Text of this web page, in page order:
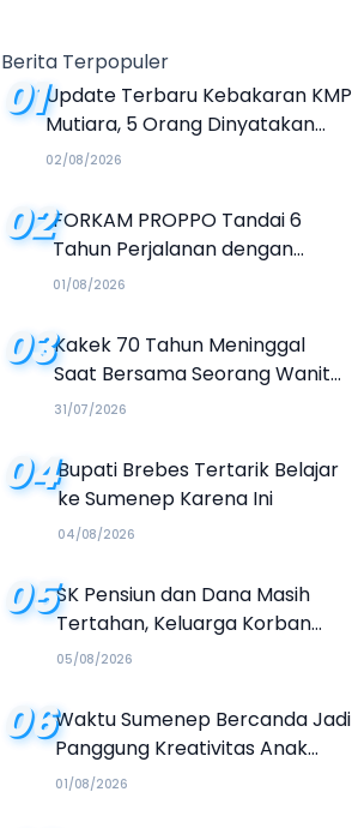
Berita Terpopuler
01Update Terbaru Kebakaran KMP
Mutiara, 5 Orang Dinyatakan
Tewas
02/08/2026
02FORKAM PROPPO Tandai 6
Tahun Perjalanan dengan
Peluncuran Mars, Hymne, dan
01/08/2026
03Kakek 70 Tahun Meninggal
Saat Bersama Seorang Wanita
di Hotel Parangtritis
31/07/2026
04Bupati Brebes Tertarik Belajar
ke Sumenep Karena Ini
04/08/2026
05SK Pensiun dan Dana Masih
Tertahan, Keluarga Korban
Tagih Janji BRI Sumenep
05/08/2026
06Waktu Sumenep Bercanda Jadi
Panggung Kreativitas Anak
Muda, Hasilkan Kolaborasi
01/08/2026